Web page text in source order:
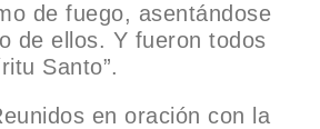
de fuego, asentándose
de ellos. Y fueron todos
Santo”.
en oración con la